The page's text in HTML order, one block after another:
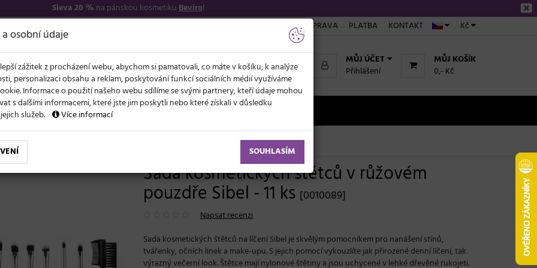
Sleva 20 % na pánskou kosmetikuBeviro!
Kč
DOPRAVA PLATBA KONTAKT
MŮJ KOŠÍK
0,- Kč
MŮJ ÚČET
Přihlášení
NOVĚ LÉTO A VLASY AKCE
v růžovém pouzdře Sibel - 11 ks
Sada kosmetických štětců v růžovém
pouzdře Sibel - 11 ks [0010089]
Napsat recenzi
Sada kosmetických štětců na líčení Sibel je skvělým pomocníkem pro nanášení stínů,
tvářenky, očních linek a make-upu. S jejich pomocí vykouzlíte jak přirozené denní líčení, tak
výrazný večerní look. Štětce mají nylonové štětiny a jsou uchycené v lehké dřevěné rukojeti.
osobní údaje
zážitek z procházení webu, abychom si pamatovali, co máte v košíku, k analýze
personalizaci obsahu a reklam, poskytování funkcí sociálních médií využíváme
Informace o použití našeho webu sdílíme se svými partnery, kteří údaje mohou
s dalšími informacemi, které jste jim poskytli nebo které získali v důsledku
služeb.
Více informací
SOUHLASÍM